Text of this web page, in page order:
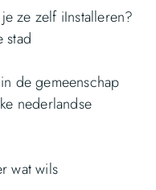
ze zelf iInstalleren?
stad
de gemeenschap
nederlandse
wat wils